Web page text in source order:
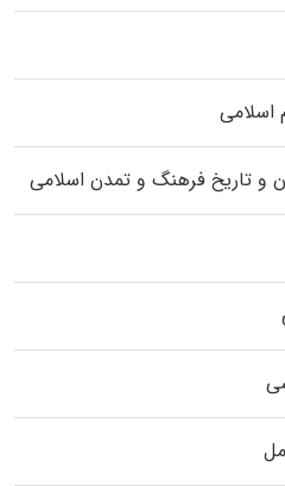
اسلامی
و تاریخ فرهنگ و تمدن اسلامی